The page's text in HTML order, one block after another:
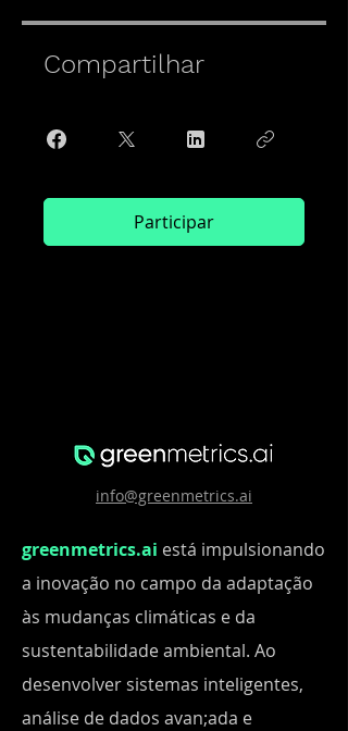
Compartilhar
Participar
info@greenmetrics.ai
greenmetrics.ai está impulsionando
a inovação no campo da adaptação
às mudanças climáticas e da
sustentabilidade ambiental. Ao
desenvolver sistemas inteligentes,
análise de dados avan;ada e